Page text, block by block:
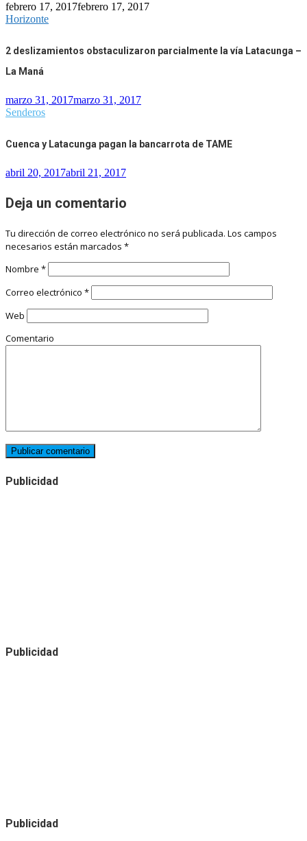
febrero 17, 2017febrero 17, 2017
Horizonte
2 deslizamientos obstaculizaron parcialmente la vía Latacunga –
La Maná
marzo 31, 2017marzo 31, 2017
Senderos
Cuenca y Latacunga pagan la bancarrota de TAME
abril 20, 2017abril 21, 2017
Deja un comentario
Tu dirección de correo electrónico no será publicada. Los campos
necesarios están marcados *
Nombre *
Correo electrónico *
Web
Comentario
Publicidad
Publicidad
Publicidad